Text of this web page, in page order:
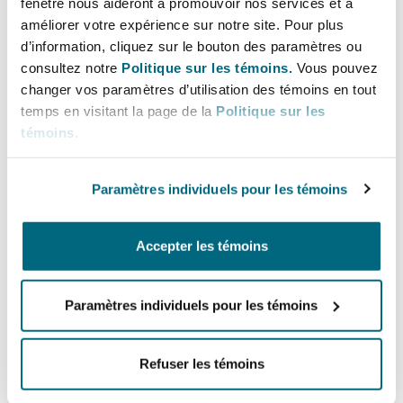
améliorer votre expérience sur notre site. Pour plus
d’information, cliquez sur le bouton des paramètres ou
consultez notre Politique sur les témoins. Vous pouvez
changer vos paramètres d’utilisation des témoins en tout
temps en visitant la page de la Politique sur les
témoins
Paramètres individuels pour les témoins
Accepter les témoins
Paramètres individuels pour les témoins
Refuser les témoins
Entretien, réparation et
Droit aérien commercial
Droit réglementaire
Couverture d’assurance
Risques politiques et crédit
Responsabilité du fabricant
produits
Assurance biens
Jersey
County
Bulletins
+44 20 7876 6272
+44 7584 385 496
Ian.Birdsey@clydeco.com
London, The St Botolph Building
+44 (0) 20 7876 5000
Régions couvertes